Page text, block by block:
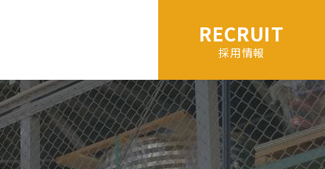
RECRUIT
採用情報